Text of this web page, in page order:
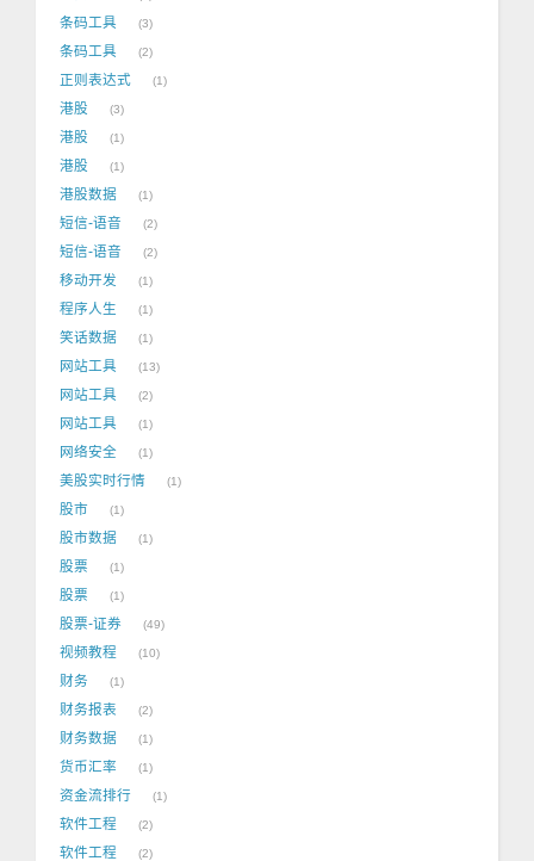
条码工具 3
条码工具 2
正则表达式 1
港股 3
港股 1
港股 1
港股数据 1
短信-语音 2
短信-语音 2
移动开发 1
程序人生 1
笑话数据 1
网站工具 13
网站工具 2
网站工具 1
网络安全 1
美股实时行情 1
股市 1
股市数据 1
股票 1
股票 1
股票-证券 49
视频教程 10
财务 1
财务报表 2
财务数据 1
货币汇率 1
资金流排行 1
软件工程 2
软件工程 2